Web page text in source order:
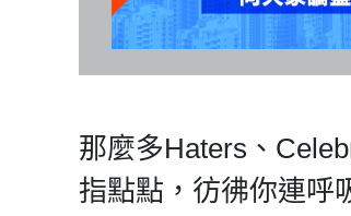
那麼多Haters、
指點點，彷彿你連呼